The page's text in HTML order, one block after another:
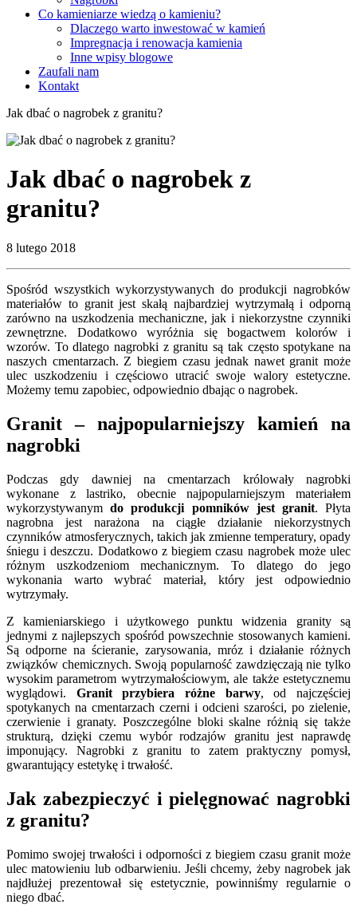
Co kamieniarze wiedzą o kamieniu?
Dlaczego warto inwestować w kamień
Impregnacja i renowacja kamienia
Inne wpisy blogowe
Zaufali nam
Kontakt
Jak dbać o nagrobek z granitu?
Jak dbać o nagrobek z
granitu?
8 lutego 2018
Spośród wszystkich wykorzystywanych do produkcji nagrobków
materiałów to granit jest skałą najbardziej wytrzymałą i odporną
zarówno na uszkodzenia mechaniczne, jak i niekorzystne czynniki
zewnętrzne. Dodatkowo wyróżnia się bogactwem kolorów i
wzorów. To dlatego nagrobki z granitu są tak często spotykane na
naszych cmentarzach. Z biegiem czasu jednak nawet granit może
ulec uszkodzeniu i częściowo utracić swoje walory estetyczne.
Możemy temu zapobiec, odpowiednio dbając o nagrobek.
Granit – najpopularniejszy kamień na
nagrobki
Podczas gdy dawniej na cmentarzach królowały nagrobki
wykonane z lastriko, obecnie najpopularniejszym materiałem
wykorzystywanymdo produkcji pomników jest granit. Płyta
nagrobna jest narażona na ciągłe działanie niekorzystnych
czynników atmosferycznych, takich jak zmienne temperatury, opady
śniegu i deszczu. Dodatkowo z biegiem czasu nagrobek może ulec
różnym uszkodzeniom mechanicznym. To dlatego do jego
wykonania warto wybrać materiał, który jest odpowiednio
wytrzymały.
Z kamieniarskiego i użytkowego punktu widzenia granity są
jednymi z najlepszych spośród powszechnie stosowanych kamieni.
Są odporne na ścieranie, zarysowania, mróz i działanie różnych
związków chemicznych. Swoją popularność zawdzięczają nie tylko
wysokim parametrom wytrzymałościowym, ale także estetycznemu
wyglądowi. Granit przybiera różne barwy, od najczęściej
spotykanych na cmentarzach czerni i odcieni szarości, po zielenie,
czerwienie i granaty. Poszczególne bloki skalne różnią się także
strukturą, dzięki czemu wybór rodzajów granitu jest naprawdę
imponujący. Nagrobki z granitu to zatem praktyczny pomysł,
gwarantujący estetykę i trwałość.
Jak zabezpieczyć i pielęgnować nagrobki
z granitu?
Pomimo swojej trwałości i odporności z biegiem czasu granit może
ulec matowieniu lub odbarwieniu. Jeśli chcemy, żeby nagrobek jak
najdłużej prezentował się estetycznie, powinniśmy regularnie o
niego dbać.